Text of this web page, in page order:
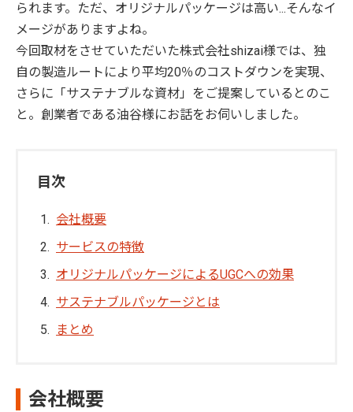
られます。ただ、オリジナルパッケージは高い...そんなイ
メージがありますよね。
今回取材をさせていただいた株式会社shizai様では、独
自の製造ルートにより平均20％のコストダウンを実現、
さらに「サステナブルな資材」をご提案しているとのこ
と。創業者である油谷様にお話をお伺いしました。
目次
会社概要
サービスの特徴
オリジナルパッケージによるUGCへの効果
サステナブルパッケージとは
まとめ
会社概要